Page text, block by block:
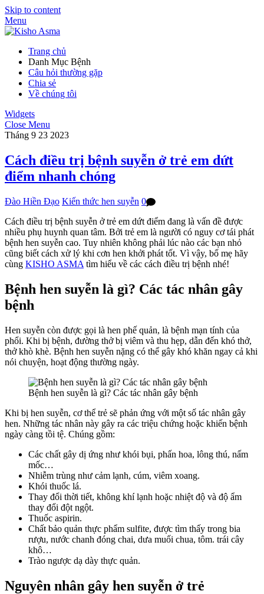
Skip to content
Menu
Trang chủ
Danh Mục Bệnh
Câu hỏi thường gặp
Chia sẻ
Về chúng tôi
Widgets
Close Menu
Tháng 9 23 2023
Cách điều trị bệnh suyễn ở trẻ em dứt
điểm nhanh chóng
Đào Hiền Đạo Kiến thức hen suyễn 0
Cách điều trị bệnh suyễn ở trẻ em dứt điểm đang là vấn đề được
nhiều phụ huynh quan tâm. Bởi trẻ em là người có nguy cơ tái phát
bệnh hen suyễn cao. Tuy nhiên không phải lúc nào các bạn nhỏ
cũng biết cách xử lý khi cơn hen khởi phát tốt. Vì vậy, bố mẹ hãy
cùng KISHO ASMA tìm hiểu về các cách điều trị bệnh nhé!
Bệnh hen suyễn là gì? Các tác nhân gây
bệnh
Hen suyễn còn được gọi là hen phế quản, là bệnh mạn tính của
phổi. Khi bị bệnh, đường thở bị viêm và thu hẹp, dẫn đến khó thở,
thở khò khè. Bệnh hen suyễn nặng có thể gây khó khăn ngay cả khi
nói chuyện, hoạt động thường ngày.
Bệnh hen suyễn là gì? Các tác nhân gây bệnh
Khi bị hen suyễn, cơ thể trẻ sẽ phản ứng với một số tác nhân gây
hen. Những tác nhân này gây ra các triệu chứng hoặc khiến bệnh
ngày càng tồi tệ. Chúng gồm:
Các chất gây dị ứng như khói bụi, phấn hoa, lông thú, nấm
mốc…
Nhiễm trùng như cảm lạnh, cúm, viêm xoang.
Khói thuốc lá.
Thay đổi thời tiết, không khí lạnh hoặc nhiệt độ và độ ẩm
thay đổi đột ngột.
Thuốc aspirin.
Chất bảo quản thực phẩm sulfite, được tìm thấy trong bia
rượu, nước chanh đóng chai, dưa muối chua, tôm. trái cây
khô…
Trào ngược dạ dày thực quản.
Nguyên nhân gây hen suyễn ở trẻ